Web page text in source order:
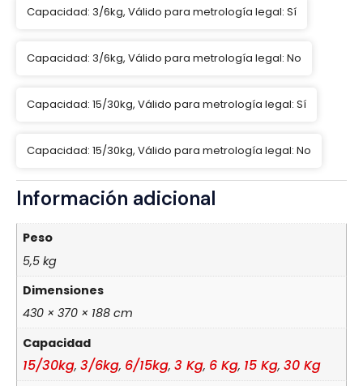
Capacidad: 3/6kg, Válido para metrología legal: Sí
Capacidad: 3/6kg, Válido para metrología legal: No
Capacidad: 15/30kg, Válido para metrología legal: Sí
Capacidad: 15/30kg, Válido para metrología legal: No
Información adicional
Peso
5,5 kg
Dimensiones
430 × 370 × 188 cm
Capacidad
15/30kg,3/6kg, 6/15kg,3 Kg, 6 Kg, 15 Kg,30 Kg